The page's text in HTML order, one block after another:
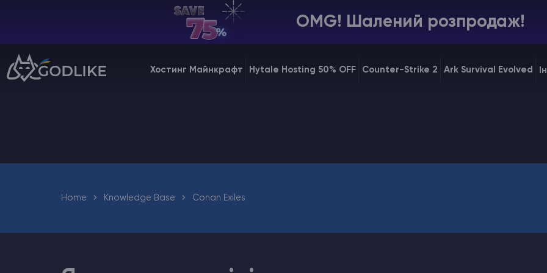
OMG! Шалений розпродаж!
Хостинг Майнкрафт Hytale Hosting 50% OFF Counter-Strike 2 Ark Survival Evolved
Billing Panel
Manage your servers & payments
Affiliate panel
Home Knowledge Base Conan Exiles